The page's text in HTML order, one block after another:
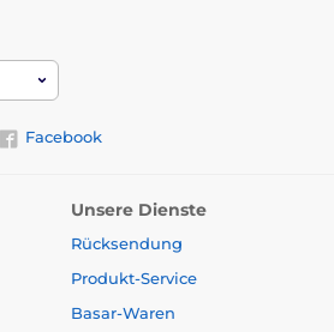
des Senders am Hals
Bild dient nur zur
Facebook
Unsere Dienste
Rücksendung
Produkt-Service
Basar-Waren